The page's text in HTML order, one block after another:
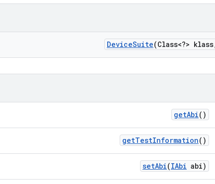
DeviceSuite(Class<?> klass
getAbi()
getTestInformation()
setAbi(IAbi abi)